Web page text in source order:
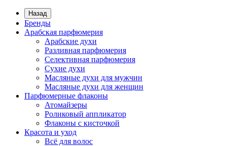
Назад
Бренды
Арабская парфюмерия
Арабские духи
Разливная парфюмерия
Селективная парфюмерия
Сухие духи
Масляные духи для мужчин
Масляные духи для женщин
Парфюмерные флаконы
Атомайзеры
Роликовый аппликатор
Флаконы с кисточкой
Красота и уход
Всё для волос